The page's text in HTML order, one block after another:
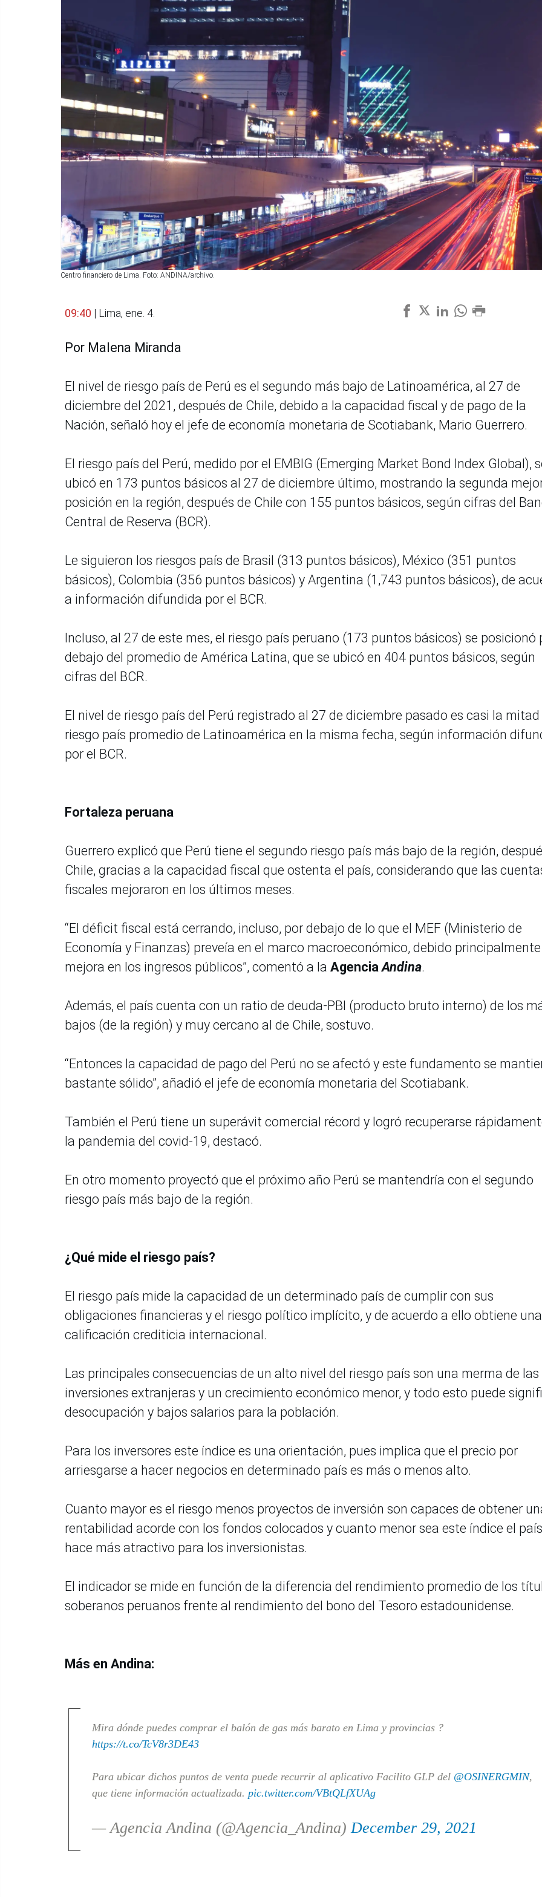
Centro financiero de Lima. Foto: ANDINA/archivo.
09:40 | Lima, ene. 4.
Por Malena Miranda
El nivel de riesgo país de Perú es el segundo más bajo de Latinoamérica, al 27 de
diciembre del 2021, después de Chile, debido a la capacidad fiscal y de pago de la
Nación, señaló hoy el jefe de economía monetaria de Scotiabank, Mario Guerrero.
El riesgo país del Perú, medido por el EMBIG (Emerging Market Bond Index Global),
ubicó en 173 puntos básicos al 27 de diciembre último, mostrando la segunda
posición en la región, después de Chile con 155 puntos básicos, según cifras del
Central de Reserva (BCR).
Le siguieron los riesgos país de Brasil (313 puntos básicos), México (351 puntos
básicos), Colombia (356 puntos básicos) y Argentina (1,743 puntos básicos), de
a información difundida por el BCR.
Incluso, al 27 de este mes, el riesgo país peruano (173 puntos básicos) se posicionó
debajo del promedio de América Latina, que se ubicó en 404 puntos básicos, según
cifras del BCR.
El nivel de riesgo país del Perú registrado al 27 de diciembre pasado es casi la
riesgo país promedio de Latinoamérica en la misma fecha, según información
por el BCR.
Fortaleza peruana
Guerrero explicó que Perú tiene el segundo riesgo país más bajo de la región,
Chile, gracias a la capacidad fiscal que ostenta el país, considerando que las
fiscales mejoraron en los últimos meses.
“El déficit fiscal está cerrando, incluso, por debajo de lo que el MEF (Ministerio de
Economía y Finanzas) preveía en el marco macroeconómico, debido
mejora en los ingresos públicos”, comentó a la AgenciaAndina.
Además, el país cuenta con un ratio de deuda-PBI (producto bruto interno) de los
bajos (de la región) y muy cercano al de Chile, sostuvo.
“Entonces la capacidad de pago del Perú no se afectó y este fundamento se
bastante sólido”, añadió el jefe de economía monetaria del Scotiabank.
También el Perú tiene un superávit comercial récord y logró recuperarse
la pandemia del covid-19, destacó.
En otro momento proyectó que el próximo año Perú se mantendría con el segundo
riesgo país más bajo de la región.
¿Qué mide el riesgo país?
El riesgo país mide la capacidad de un determinado país de cumplir con sus
obligaciones financieras y el riesgo político implícito, y de acuerdo a ello obtiene una
calificación crediticia internacional.
Las principales consecuencias de un alto nivel del riesgo país son una merma de las
inversiones extranjeras y un crecimiento económico menor, y todo esto puede
desocupación y bajos salarios para la población.
Para los inversores este índice es una orientación, pues implica que el precio por
arriesgarse a hacer negocios en determinado país es más o menos alto.
Cuanto mayor es el riesgo menos proyectos de inversión son capaces de obtener
rentabilidad acorde con los fondos colocados y cuanto menor sea este índice el
hace más atractivo para los inversionistas.
El indicador se mide en función de la diferencia del rendimiento promedio de los
soberanos peruanos frente al rendimiento del bono del Tesoro estadounidense.
Más en Andina:
Mira dónde puedes comprar el balón de gas más barato en Lima y provincias ?
https://t.co/TcV8r3DE43
Para ubicar dichos puntos de venta puede recurrir al aplicativo Facilito GLP del @OSINERGMIN,
que tiene información actualizada. pic.twitter.com/VBtQLfXUAg
— Agencia Andina (@Agencia_Andina)December 29, 2021